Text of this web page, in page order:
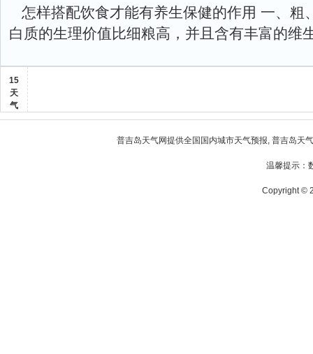
怎样搭配饮食才能有养生保健的作用 一、粗
白质的生理价值比细粮高，并且含有丰富的维
15
天
气
普吉岛天气网提供全国国内城市天气预报, 普吉岛天
温馨提示：
Copyright ©